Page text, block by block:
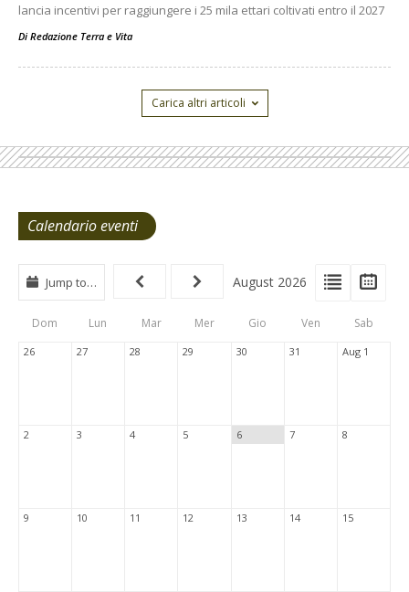
lancia incentivi per raggiungere i 25 mila ettari coltivati entro il 2027
Di Redazione Terra e Vita
Carica altri articoli
Calendario eventi
View
Type
Tabs
View
List
Jump to… August 2026
Dom Lun Mar Mer Gio Ven Sab
26 27 28 29 30 31 Aug 1
2 3 4 5 6 7 8
9 10 11 12 13 14 15